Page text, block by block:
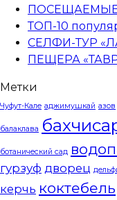
ТОП-10
СЕЛФИ-ТУР
ПЕЩЕРА
Метки
Чуфут-Кале аджимушкай азов
балаклава
ботанический сад
гурзуф дворец
керчь коктебель